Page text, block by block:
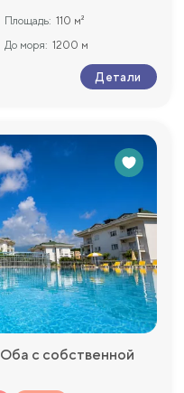
Площадь: 110 м²
До моря: 1200 м
Детали
с собственной